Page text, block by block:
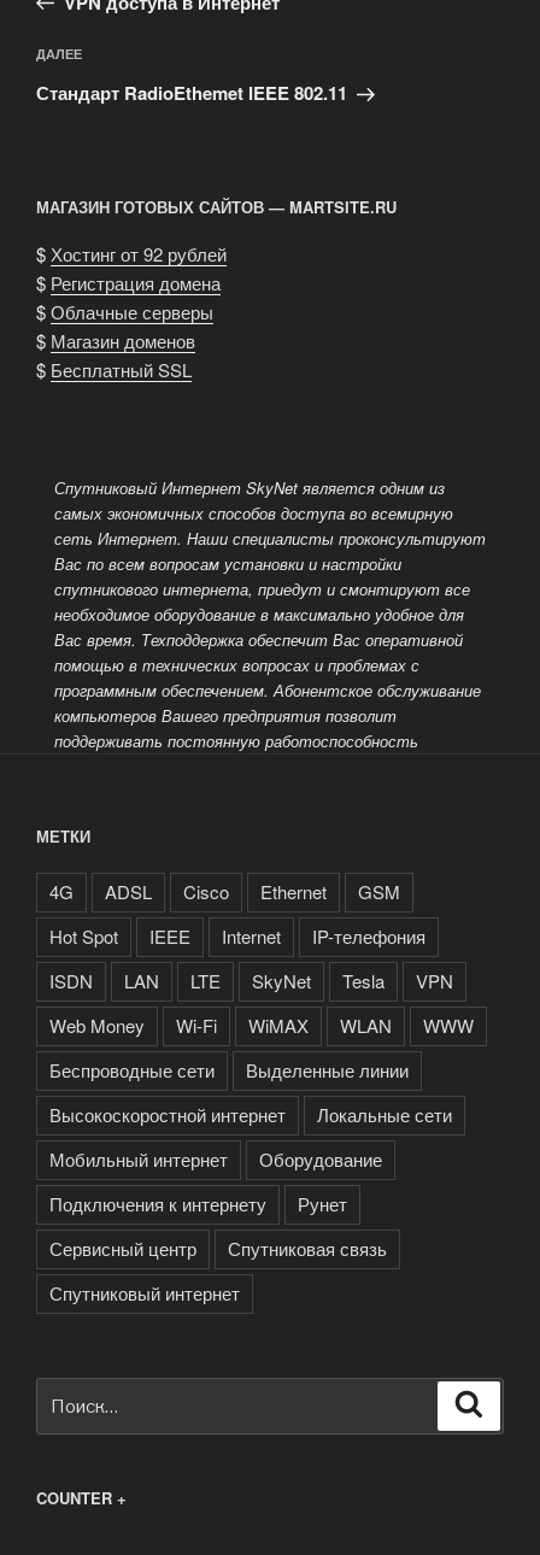
Следующая
запись
ДАЛЕЕ
Стандарт RadioEthemet IEEE 802.11
МАГАЗИН ГОТОВЫХ САЙТОВ — MARTSITE.RU
$ Хостинг от 92 рублей
$ Регистрация домена
$Облачные серверы
$ Магазин доменов
$ Бесплатный SSL
Спутниковый Интернет SkyNet является одним из
самых экономичных способов доступа во всемирную
сеть Интернет. Наши специалисты проконсультируют
Вас по всем вопросам установки и настройки
спутникового интернета, приедут и смонтируют все
необходимое оборудование в максимально удобное для
Вас время. Техподдержка обеспечит Вас оперативной
помощью в технических вопросах и проблемах с
программным обеспечением. Абонентское обслуживание
компьютеров Вашего предприятия позволит
поддерживать постоянную работоспособность
МЕТКИ
4G ADSL Cisco Ethernet
GSM
Hot Spot
IEEE Internet
IP-телефония
ISDN
LAN LTE SkyNet Tesla
VPN
Web Money
Wi-Fi WiMAX WLAN
WWW
Беспроводные сети
Выделенные линии
Высокоскоростной интернет
Локальные сети
Мобильный интернет
Оборудование
Подключения к интернету
Рунет
Сервисный центр
Спутниковая связь
Спутниковый интернет
COUNTER +